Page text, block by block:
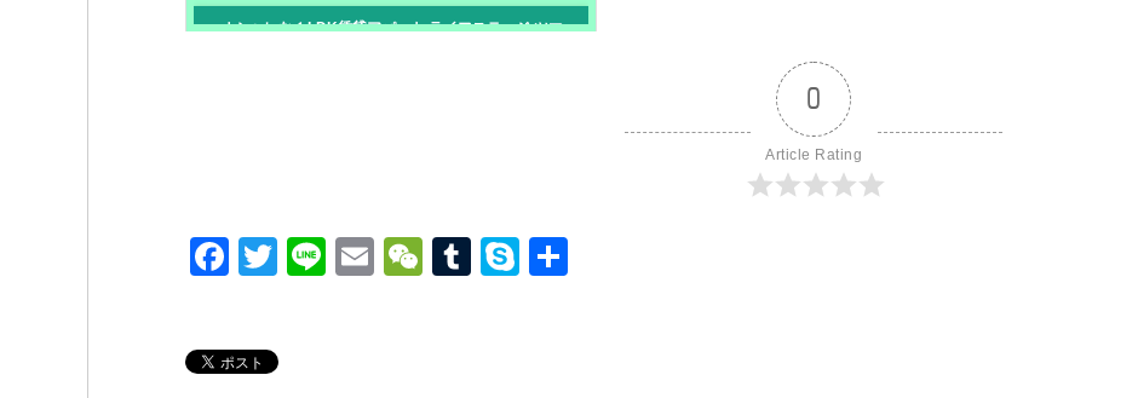
オシャレな１LDK賃貸アパート ライフステージ ツマ
0
Article Rating
F
e
T
er
Li
E
W
T
S